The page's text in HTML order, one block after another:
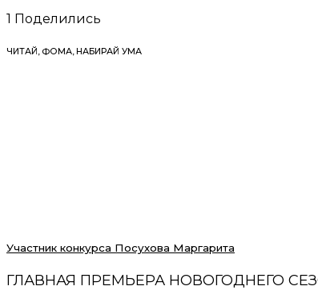
1 Поделились
ЧИТАЙ, ФОМА, НАБИРАЙ УМА
Участник конкурса Посухова Маргарита
ГЛАВНАЯ ПРЕМЬЕРА НОВОГОДНЕГО